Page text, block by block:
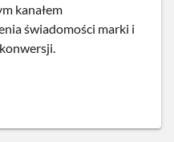
kanałem
świadomości marki i